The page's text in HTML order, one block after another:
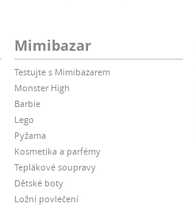
Mimibazar
Testujte s Mimibazarem
Monster High
Barbie
Lego
Pyžama
Kosmetika a parfémy
Teplákové soupravy
Dětské boty
Ložní povlečení